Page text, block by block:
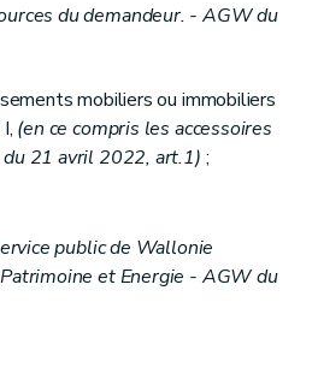
du demandeur. - AGW du
mobiliers ou immobiliers
(en ce compris les accessoires
21 avril 2022, art.1) ;
public de Wallonie
et Energie - AGW du